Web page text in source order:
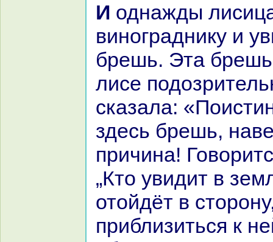
И однaжды лисица пришла к
виногpaднику и
брешь. Эта брешь
лисе
сказала:
здесь брешь,
причинa!
„Кто увидит в
отойдёт в
приблизиться к